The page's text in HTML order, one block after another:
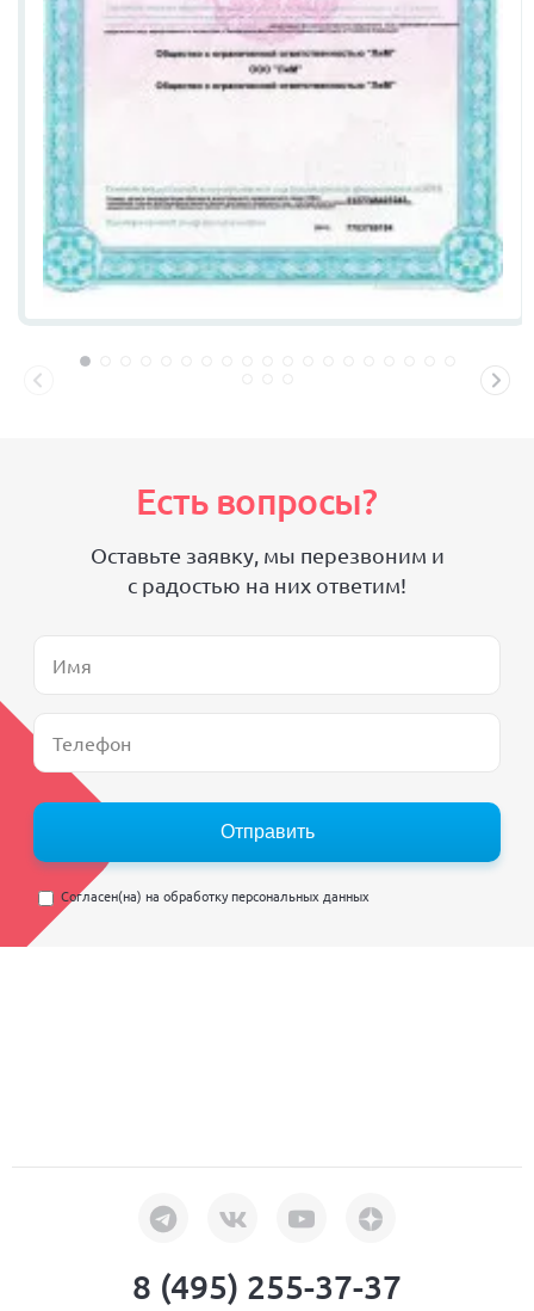
Есть вопросы?
Оставьте заявку, мы перезвоним и
с радостью на них ответим!
Отправить
Согласен(на) на обработку персональных данных
8 (495) 255-37-37